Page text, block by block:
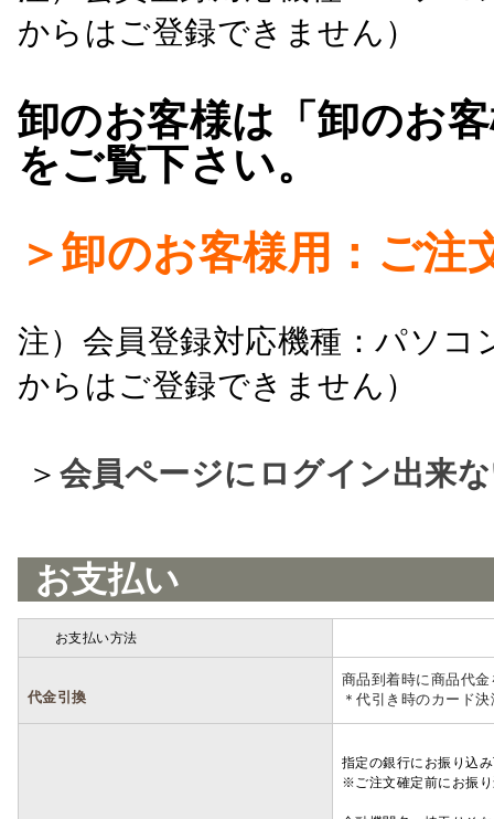
からはご登録できません）
卸のお客様は「卸のお
をご覧下さい。
＞卸のお客様用：ご注
注）会員登録対応機種：パソ
からはご登録できません）
＞ 会員ページにログイン出来
お支払い
お支払い方法
代金引換
商品到着時に商品代
＊代引き時のカード
指定の銀行にお振り込
※ご注文確定前にお振